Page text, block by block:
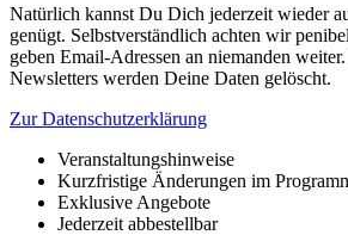
Natürlich kannst Du Dich jederzeit wieder
genügt. Selbstverständlich achten wir
geben Email-Adressen an niemanden
Newsletters werden Deine Daten gelöscht.
Zur Datenschutzerklärung
Veranstaltungshinweise
Kurzfristige Änderungen im
Exklusive Angebote
Jederzeit abbestellbar